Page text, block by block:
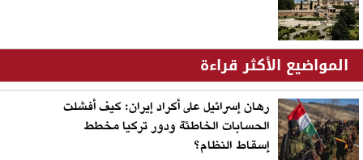
المواضيع الأكثر قراءة
رهان إسرائيل على أكراد إيران: كيف أفشلت
الحسابات الخاطئة ودور تركيا مخطط
إسقاط النظام؟